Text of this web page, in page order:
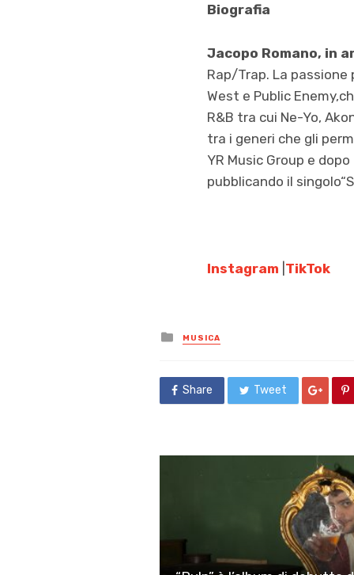
Biografia
Jacopo Romano, in
Rap/Trap. La
West e Public
R&B tra cui Ne-Yo,
tra i generi che gli
YR Music Group e
pubblicando il
Instagram TikTok
Posted
in
MUSICA
Share Tweet